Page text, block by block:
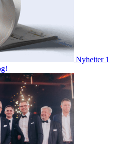
Nyheiter 1